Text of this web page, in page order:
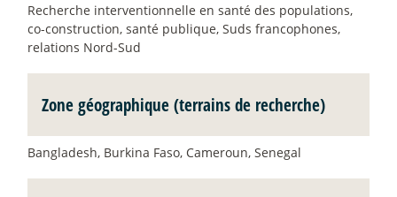
Recherche interventionnelle en santé des populations,
co-construction, santé publique, Suds francophones,
relations Nord-Sud
Zone géographique (terrains de recherche)
Bangladesh, Burkina Faso, Cameroun, Senegal